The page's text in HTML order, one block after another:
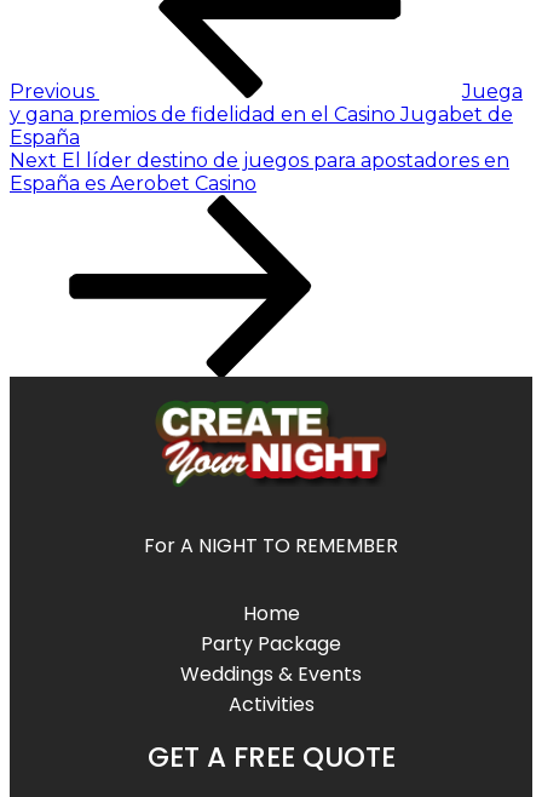
Previous
Juega
y gana premios de fidelidad en el Casino Jugabet de
España
Next El líder destino de juegos para apostadores en
España es Aerobet Casino
For A NIGHT TO REMEMBER
Home
Party Package
Weddings & Events
Activities
GET A FREE QUOTE